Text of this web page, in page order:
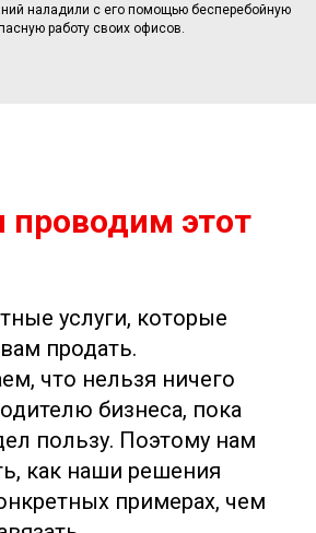
наладили с его помощью бесперебойную
работу своих офисов.
этот
услуги, которые
продать.
что нельзя ничего
бизнеса, пока
пользу. Поэтому нам
как наши решения
примерах, чем